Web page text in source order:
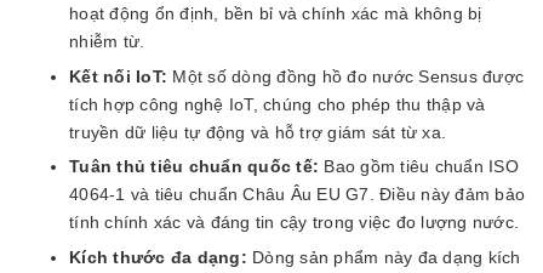
hoạt động ổn định, bền bỉ và chính xác mà không bị
nhiễm từ.
Kết nối IoT: Một số dòng đồng hồ đo nước Sensus được
tích hợp công nghệ IoT, chúng cho phép thu thập và
truyền dữ liệu tự động và hỗ trợ giám sát từ xa.
Tuân thủ tiêu chuẩn quốc tế: Bao gồm tiêu chuẩn ISO
4064-1 và tiêu chuẩn Châu Âu EU G7. Điều này đảm bảo
tính chính xác và đáng tin cậy trong việc đo lượng nước.
Kích thước đa dạng: Dòng sản phẩm này đa dạng kích